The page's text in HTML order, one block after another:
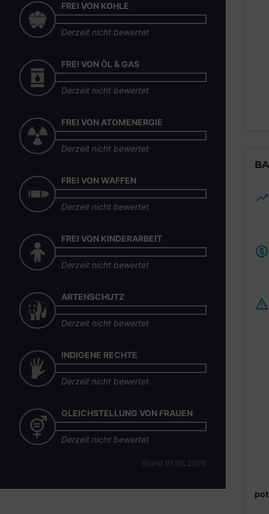
FREI VON KOHLE
Derzeit nicht bewertet
FREI VON ÖL & GAS
Derzeit nicht bewertet
FREI VON ATOMENERGIE
Derzeit nicht bewertet
FREI VON WAFFEN
Derzeit nicht bewertet
FREI VON KINDERARBEIT
Derzeit nicht bewertet
ARTENSCHUTZ
Derzeit nicht bewertet
INDIGENE RECHTE
Derzeit nicht bewertet
GLEICHSTELLUNG VON FRAUEN
Derzeit nicht bewertet
Stand 01.06.2026